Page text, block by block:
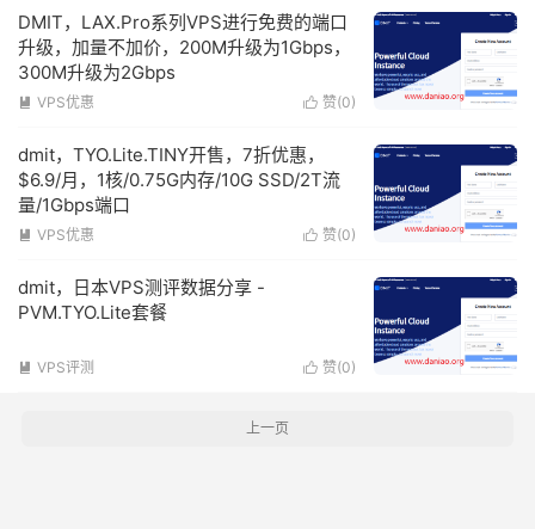
DMIT，LAX.Pro系列VPS进行免费的端口
升级，加量不加价，200M升级为1Gbps，
300M升级为2Gbps
 赞(0)
 VPS优惠
dmit，TYO.Lite.TINY开售，7折优惠，
$6.9/月，1核/0.75G内存/10G SSD/2T流
量/1Gbps端口
 赞(0)
 VPS优惠
dmit，日本VPS测评数据分享 -
PVM.TYO.Lite套餐
 赞(0)
 VPS评测
上一页